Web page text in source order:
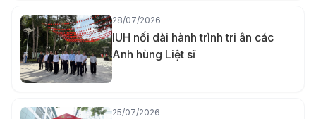
28/07/2026
IUH nối dài hành trình tri ân các
Anh hùng Liệt sĩ
25/07/2026